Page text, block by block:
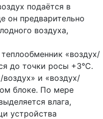
подаётся в
он предварительно
воздуха,
«воздух/
до точки росы +3°С.
и «воздух/
блоке. По мере
влага,
устройства